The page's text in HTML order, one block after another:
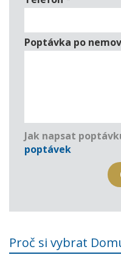
Poptávka po
Jak napsat
poptávek
Proč si vybrat